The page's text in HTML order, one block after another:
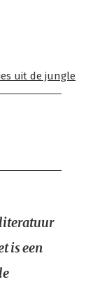
uit de jungle
is een